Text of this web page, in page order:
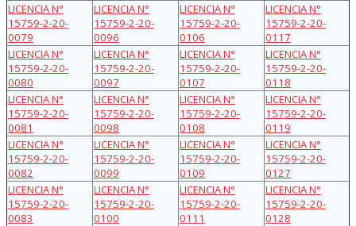
LICENCIA N°
15759-2-20-
0079
LICENCIA N°
15759-2-20-
0096
LICENCIA N°
15759-2-20-
0106
LICENCIA N°
15759-2-20-
0117
LICENCIA N°
15759-2-20-
0080
LICENCIA N°
15759-2-20-
0097
LICENCIA N°
15759-2-20-
0107
LICENCIA N°
15759-2-20-
0118
LICENCIA N°
15759-2-20-
0081
LICENCIA N°
15759-2-20-
0098
LICENCIA N°
15759-2-20-
0108
LICENCIA N°
15759-2-20-
0119
LICENCIA N°
15759-2-20-
0082
LICENCIA N°
15759-2-20-
0099
LICENCIA N°
15759-2-20-
0109
LICENCIA N°
15759-2-20-
0127
LICENCIA N°
15759-2-20-
0083
LICENCIA N°
15759-2-20-
0100
LICENCIA N°
15759-2-20-
0111
LICENCIA N°
15759-2-20-
0128